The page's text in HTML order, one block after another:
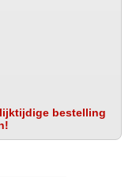
bestelling